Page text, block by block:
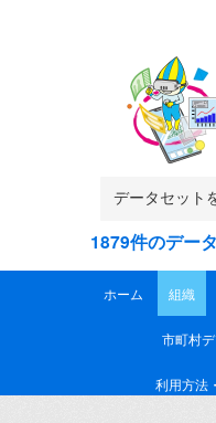
1879件のデー
ホーム 組織
市町村
利用方法